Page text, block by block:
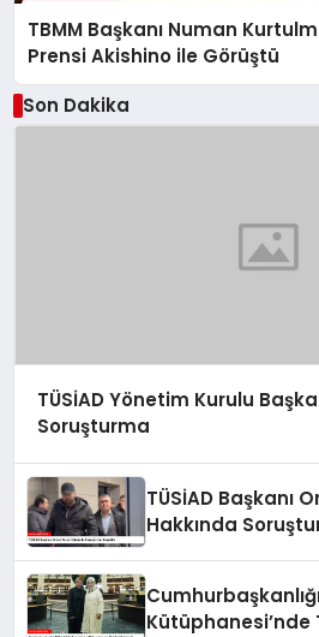
TBMM Başkanı Numan
Prensi Akishino ile Görüştü
Son Dakika
TÜSİAD Yönetim Kurulu
Soruşturma
TÜSİAD Başkanı
Hakkında
Kütüphanesi’nde